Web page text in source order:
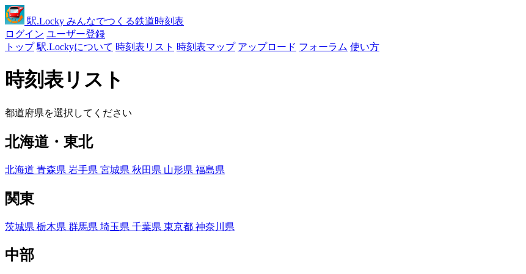
駅.Locky みんなでつくる鉄道時刻表
ログイン ユーザー登録
トップ 駅.Lockyについて 時刻表リスト 時刻表マップ アップロード フォーラム 使い方
時刻表リスト
都道府県を選択してください
北海道・東北
北海道 青森県 岩手県 宮城県 秋田県 山形県 福島県
関東
茨城県 栃木県 群馬県 埼玉県 千葉県 東京都 神奈川県
中部